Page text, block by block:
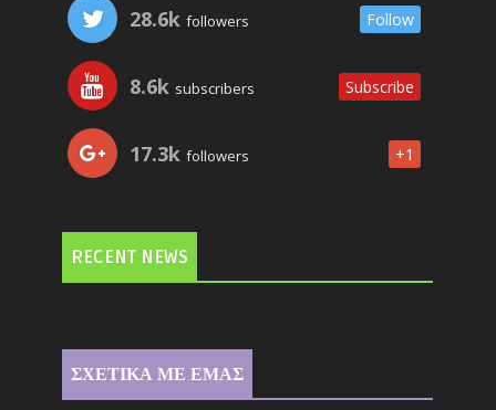
28.6k followers Follow
8.6k subscribers Subscribe
17.3k followers +1
RECENT NEWS
ΣΧΕΤΙΚΑ ΜΕ ΕΜΑΣ